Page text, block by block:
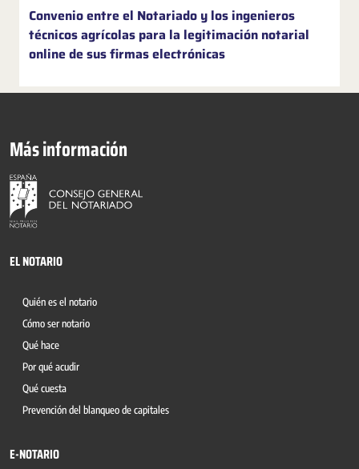
Convenio entre el Notariado y los ingenieros
técnicos agrícolas para la legitimación notarial
online de sus firmas electrónicas
Más información
EL NOTARIO
Quién es el notario
Cómo ser notario
Qué hace
Por qué acudir
Qué cuesta
Prevención del blanqueo de capitales
E-NOTARIO